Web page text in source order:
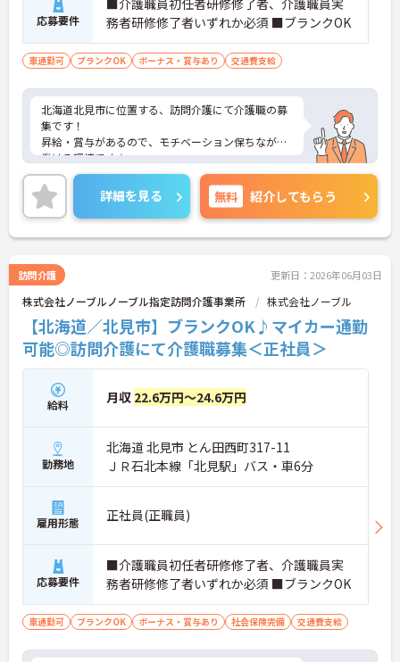
丁寧な指導で業務の不安を解消します ・定期的な面
談で就労定着に向けたフォローを行うため一人で悩
みを抱え込まずに相談できます
・子育て世代からシニア世代まで幅広い年齢層が在
ます
【経験を積むほど、キャリアと収入が伸びていく】
・実務者研修や介護福祉士などの資格手当を支給し
ており努力と専門性が毎月の収入に直結します
・自社教育部門の講座を割引で受講できる制度を活
用して働きながら上位資格への挑戦が可能です
・年齢による給与減額を廃止し75歳までの再雇用制
度を整えているため生涯現役で活躍し続けられます
応募要件
■介護職員初任者研修修了者、介護職員実
務者研修修了者いずれか必須 ■ブランクOK
車通勤可 ブランクOK ボーナス・賞与あり 交通費支給
北海道北見市に位置する、訪問介護にて介護職の募
集です！
昇給・賞与があるので、モチベーション保ちながら
働ける環境です☆
また、マイカー通勤可能で無料駐車場もあるので、
通勤らくらくです◎
ご興味のある方には、面接対策ポイントなど、さら
に詳細をお話しいたしますのでお気軽にご相談くだ
さい！
詳細を見る 無料 紹介してもらう
訪問介護 更新日：2026年06月03日
株式会社ノーブルノーブル指定訪問介護事業所 株式会社ノーブル
【北海道／北見市】ブランクOK♪マイカー通勤
可能◎訪問介護にて介護職募集＜正社員＞
給料 月収 22.6万円～24.6万円
勤務地
北海道 北見市 とん田西町317-11
ＪＲ石北本線「北見駅」バス・車6分
雇用形態 正社員(正職員)
応募要件
■介護職員初任者研修修了者、介護職員実
務者研修修了者いずれか必須 ■ブランクOK
車通勤可 ブランクOK ボーナス・賞与あり 社会保険完備 交通費支給